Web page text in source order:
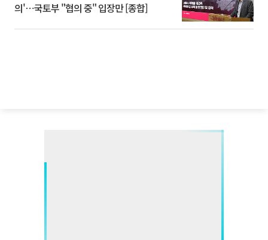
의'⋯국토부 "협의 중" 입장만 [종합]